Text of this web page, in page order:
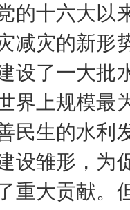
十六大以
减灾的新形
设了一大批
界上规模最
民生的水利
设雏形，为
重大贡献。